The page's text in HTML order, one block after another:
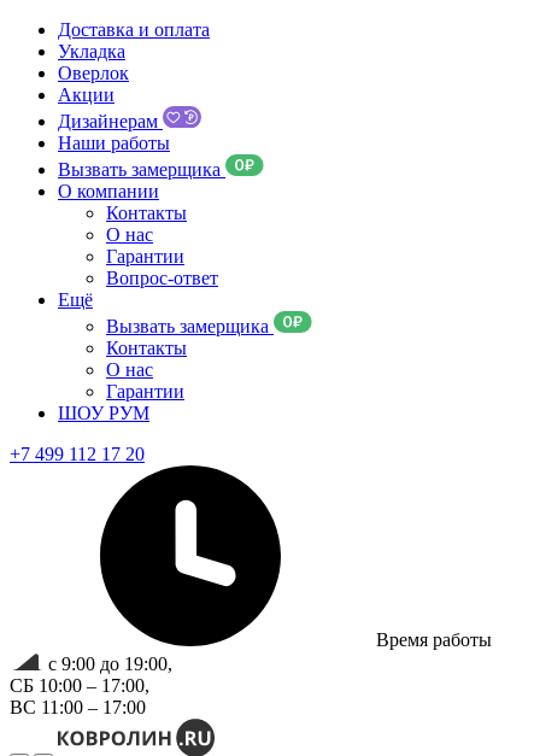
Доставка и оплата
Укладка
Оверлок
Акции
Дизайнерам
Наши работы
Вызвать замерщика
О компании
Контакты
О нас
Гарантии
Вопрос-ответ
Ещё
Вызвать замерщика
Контакты
О нас
Гарантии
ШОУ РУМ
+7 499 112 17 20
Время работы
с 9:00 до 19:00,
СБ 10:00 – 17:00,
ВС 11:00 – 17:00